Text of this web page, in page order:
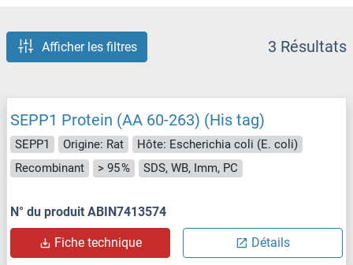
Afficher les filtres 3 Résultats
SEPP1 Protein (AA 60-263) (His tag)
SEPP1 Origine: Rat
Hôte: Escherichia coli (E. coli)
Recombinant
> 95 % SDS, WB, Imm, PC
N° du produit ABIN7413574
Fiche technique Détails